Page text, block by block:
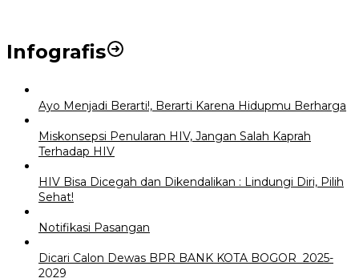
Infografis
Ayo Menjadi Berarti!, Berarti Karena Hidupmu Berharga
Miskonsepsi Penularan HIV, Jangan Salah Kaprah
Terhadap HIV
HIV Bisa Dicegah dan Dikendalikan : Lindungi Diri, Pilih
Sehat!
Notifikasi Pasangan
Dicari Calon Dewas BPR BANK KOTA BOGOR 2025-
2029